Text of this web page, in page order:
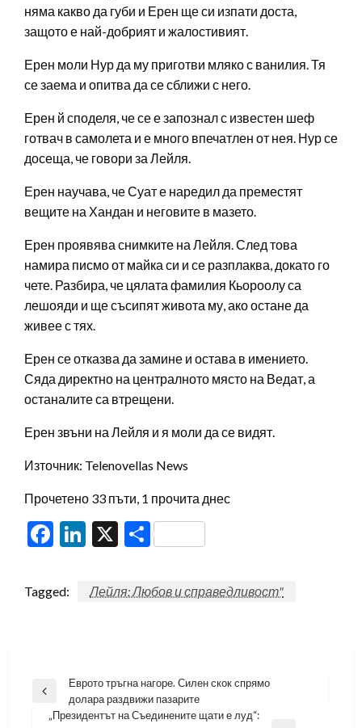
няма какво да губи и Ерен ще си изпати доста,
защото е най-добрият и жалостивият.
Ерен моли Нур да му приготви мляко с ванилия. Тя
се заема и опитва да се сближи с него.
Ерен й споделя, че се е запознал с известен шеф
готвач в самолета и е много впечатлен от нея. Нур се
досеща, че говори за Лейля.
Ерен научава, че Суат е наредил да преместят
вещите на Хандан и неговите в мазето.
Ерен проявява снимките на Лейля. След това
намира писмо от майка си и се разплаква, докато го
чете. Разбира, че цялата фамилия Кьороолу са
лешояди и ще съсипят живота му, ако остане да
живее с тях.
Ерен се отказва да замине и остава в имението.
Сяда директно на централното място на Ведат, а
останалите са втрещени.
Ерен звъни на Лейля и я моли да се видят.
Източник: Telenovellas News
Прочетено 33 пъти, 1 прочита днес
Facebook
LinkedIn
X Share
Tagged: Лейля: Любов и справедливост"
Навигация
Previous
Еврото тръгна нагоре. Силен скок спрямо
долара раздвижи пазарите
„Президентът на Съединените щати е луд“: